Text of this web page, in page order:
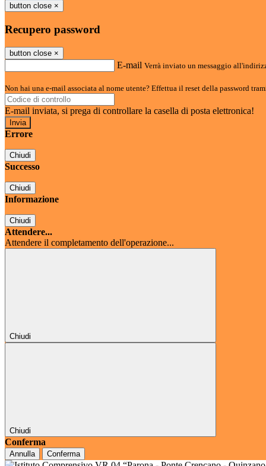
button close ×
Recupero password
button close ×
E-mail Verrà inviato un messaggio
Non hai una e-mail associata al nome utente? Effettua il reset della password
E-mail inviata, si prega di controllare la casella di posta elettronica!
Errore
Chiudi
Successo
Chiudi
Informazione
Chiudi
Attendere...
Attendere il completamento dell'operazione...
Chiudi
Chiudi
Conferma
Annulla Conferma